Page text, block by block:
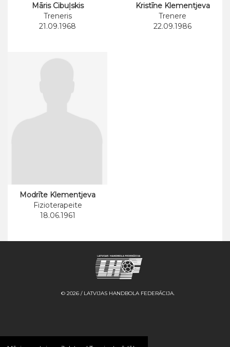
Māris Cibuļskis
Treneris
21.09.1968
Kristīne Klementjeva
Trenere
22.09.1986
Modrīte Klementjeva
Fizioterapeite
18.06.1961
© 2026 / LATVIJAS HANDBOLA FEDERĀCIJA.